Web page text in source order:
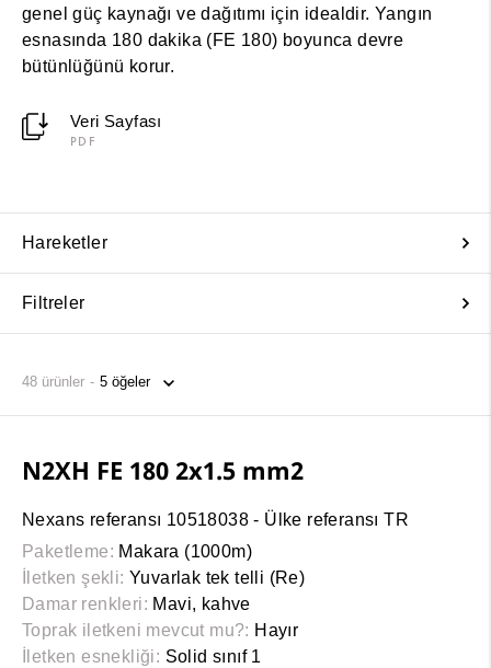
genel güç kaynağı ve dağıtımı için idealdir. Yangın
esnasında 180 dakika (FE 180) boyunca devre
bütünlüğünü korur.
Veri Sayfası
PDF
Hareketler
Filtreler
48 ürünler
N2XH FE 180 2x1.5 mm2
Nexans referansı 10518038 - Ülke referansı TR
Paketleme: Makara (1000m)
İletken şekli: Yuvarlak tek telli (Re)
Damar renkleri: Mavi, kahve
Toprak iletkeni mevcut mu?: Hayır
İletken esnekliği: Solid sınıf 1